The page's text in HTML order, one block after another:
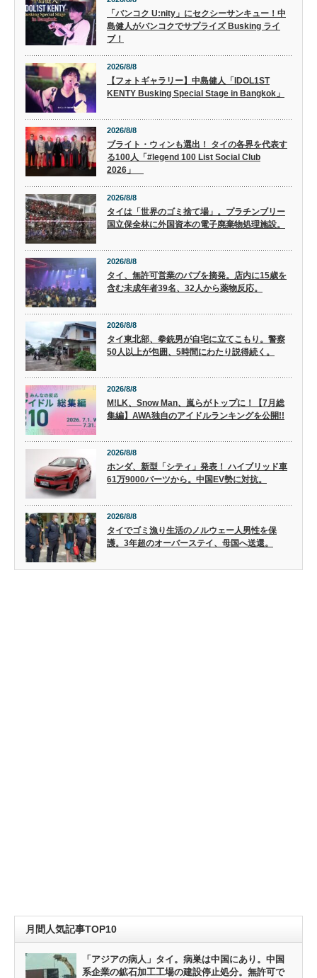
「バンコク U:nity」にセクシーサンキュー！中
島健人がバンコクでサプライズ Busking ライ
ブ！
2026/8/8
【フォトギャラリー】中島健人「IDOL1ST
KENTY Busking Special Stage in Bangkok」
2026/8/8
ブライト・ウィンも選出！ タイの各界を代表す
る100人「#legend 100 List Social Club
2026」
2026/8/8
タイは「世界のゴミ捨て場」。プラチンブリー
国立保全林に外国資本の電子廃棄物処理施設。
2026/8/8
タイ、無許可営業のパブを摘発。店内に15歳を
含む未成年者39名、32人から薬物反応。
2026/8/8
タイ東北部、拳銃男が自宅に立てこもり。警察
50人以上が包囲、5時間にわたり説得続く。
2026/8/8
M!LK、Snow Man、嵐らがトップに！【7月総
集編】AWA独自のアイドルランキングを公開!!
2026/8/8
ホンダ、新型「シティ」発表！ ハイブリッド車
61万9000バーツから。中国EV勢に対抗。
2026/8/8
タイでゴミ漁り生活のノルウェー人男性を保
護。3年超のオーバーステイ、母国へ送還。
月間人気記事TOP10
「アジアの病人」タイ。病巣は中国にあり。中国
系企業の鉱石加工工場の建設停止処分。無許可で